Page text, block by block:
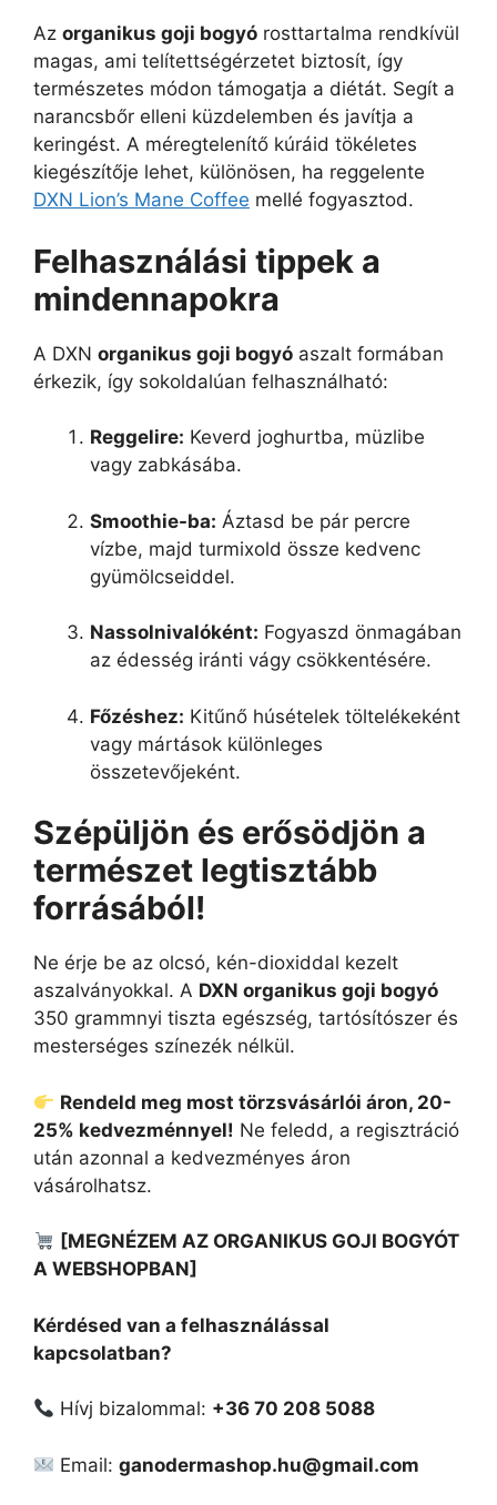
Az organikus goji bogyó rosttartalma rendkívül
magas, ami telítettségérzetet biztosít, így
természetes módon támogatja a diétát. Segít a
narancsbőr elleni küzdelemben és javítja a
keringést. A méregtelenítő kúráid tökéletes
kiegészítője lehet, különösen, ha reggelente
DXN Lion’s Mane Coffee mellé fogyasztod.
Felhasználási tippek a
mindennapokra
A DXN organikus goji bogyó aszalt formában
érkezik, így sokoldalúan felhasználható:
Reggelire: Keverd joghurtba, müzlibe
vagy zabkásába.
Smoothie-ba: Áztasd be pár percre
vízbe, majd turmixold össze kedvenc
gyümölcseiddel.
Nassolnivalóként: Fogyaszd önmagában
az édesség iránti vágy csökkentésére.
Főzéshez: Kitűnő húsételek töltelékeként
vagy mártások különleges
összetevőjeként.
Szépüljön és erősödjön a
természet legtisztább
forrásából!
Ne érje be az olcsó, kén-dioxiddal kezelt
aszalványokkal. A DXN organikus goji bogyó
350 grammnyi tiszta egészség, tartósítószer és
mesterséges színezék nélkül.
Rendeld meg most törzsvásárlói áron, 20-
25% kedvezménnyel! Ne feledd, a regisztráció
után azonnal a kedvezményes áron
vásárolhatsz.
[MEGNÉZEM AZ ORGANIKUS GOJI BOGYÓT
A WEBSHOPBAN]
Kérdésed van a felhasználással
kapcsolatban?
Hívj bizalommal: +36 70 208 5088
Email:ganodermashop.hu@gmail.com